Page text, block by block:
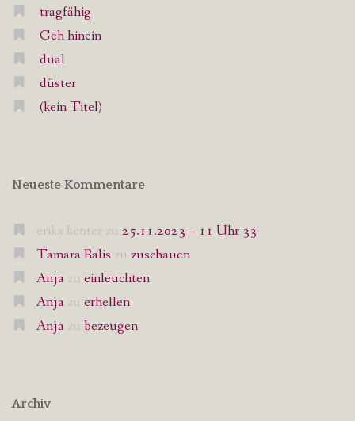
tragfähig
Geh hinein
dual
düster
(kein Titel)
Neueste Kommentare
erika kenter zu 25.11.2023 – 11 Uhr 33
Tamara Ralis zu zuschauen
Anja zu einleuchten
Anja zu erhellen
Anja zu bezeugen
Archiv